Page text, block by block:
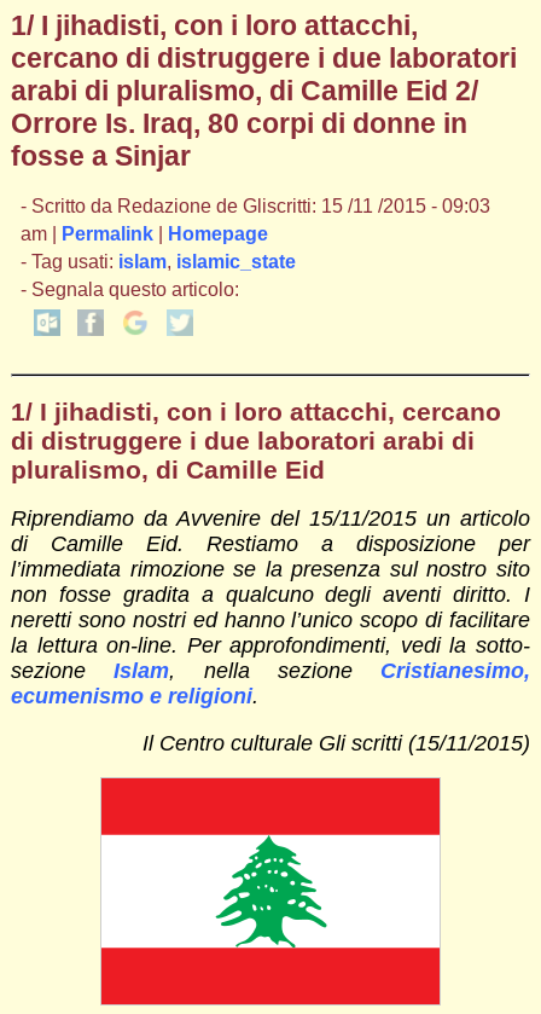
1/ I jihadisti, con i loro attacchi,
cercano di distruggere i due laboratori
arabi di pluralismo, di Camille Eid 2/
Orrore Is. Iraq, 80 corpi di donne in
fosse a Sinjar
- Scritto da Redazione de Gliscritti: 15 /11 /2015 - 09:03
am |
Permalink|
Homepage
- Tag usati: islam, islamic_state
- Segnala questo articolo:
1/ I jihadisti, con i loro attacchi, cercano
di distruggere i due laboratori arabi di
pluralismo, di Camille Eid
Riprendiamo da Avvenire del 15/11/2015 un articolo
di Camille Eid. Restiamo a disposizione per
l’immediata rimozione se la presenza sul nostro sito
non fosse gradita a qualcuno degli aventi diritto. I
neretti sono nostri ed hanno l’unico scopo di facilitare
la lettura on-line. Per approfondimenti, vedi la sotto-
sezioneIslam, nella sezione Cristianesimo,
ecumenismo e religioni.
Il Centro culturale Gli scritti (15/11/2015)